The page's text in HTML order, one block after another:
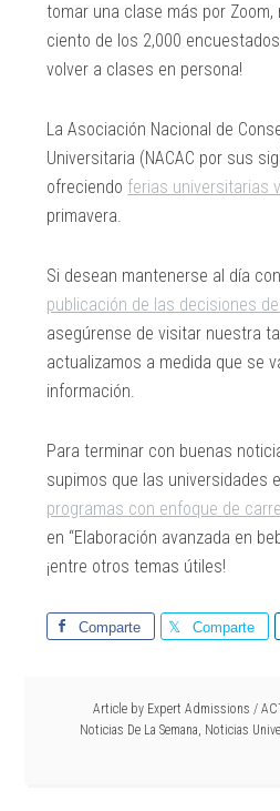
tomar una clase más por
ciento de los 2,000
volver a clases en persona!
La Asociación Nacional de
Universitaria (NACAC por sus
ofreciendo ferias universitarias
primavera.
Si desean mantenerse al día
publicación de las decisiones
asegúrense de visitar nuestra
actualizamos a medida que se
información.
Para terminar con buenas
supimos que las universidades
programas con enfoque de
en “Elaboración avanzada en
¡entre otros temas útiles!
Comparte Comparte
Article by Expert Admissions /
Noticias De La Semana, Noticias